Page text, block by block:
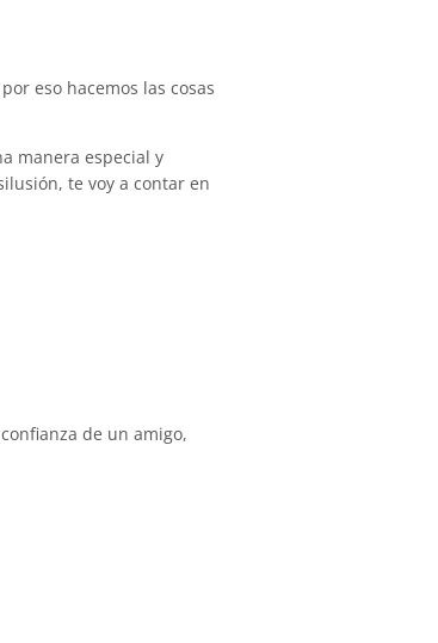
eso hacemos las cosas
manera especial y
te voy a contar en
de un amigo,